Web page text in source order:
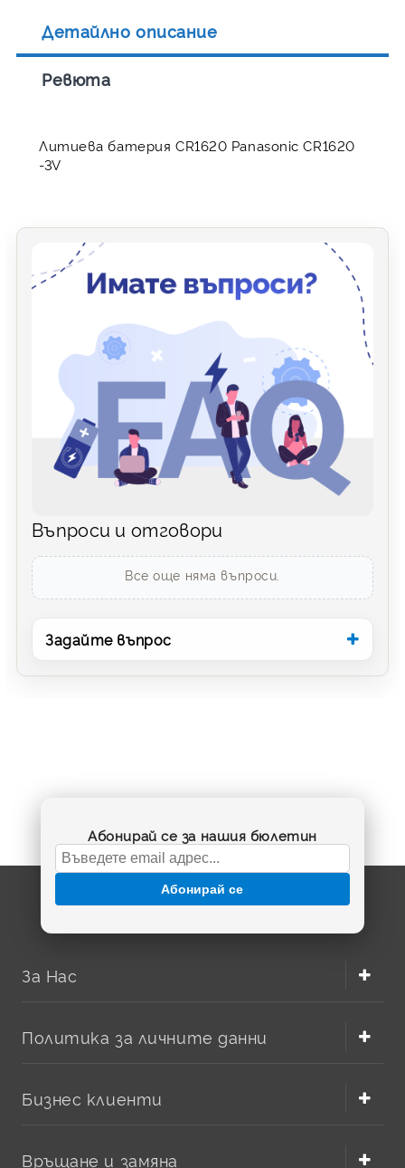
Детайлно описание
Ревюта
Литиева батерия CR1620 Panasonic CR1620
-3V
Въпроси и отговори
Все още няма въпроси.
Задайте въпрос
Абонирай се за нашия бюлетин
Абонирай се
За Нас
Политика за личните данни
Бизнес клиенти
Връщане и замяна